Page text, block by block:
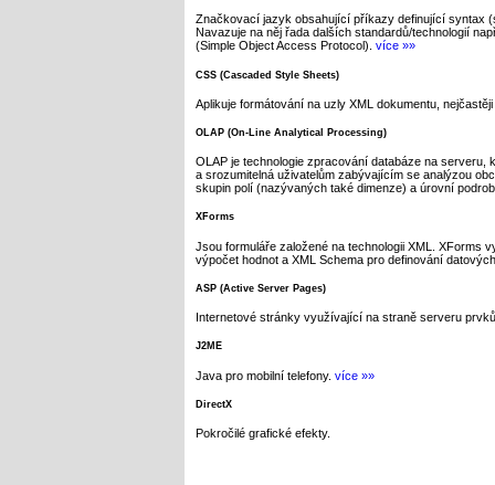
Značkovací jazyk obsahující příkazy definující syntax
Navazuje na něj řada dalších standardů/technologií
(Simple Object Access Protocol). více »»
CSS (Cascaded Style Sheets)
Aplikuje formátování na uzly XML dokumentu,
OLAP (On-Line Analytical Processing)
OLAP je technologie zpracování databáze na
a srozumitelná uživatelům zabývajícím se analýzou
skupin polí (nazývaných také dimenze) a úrovní
XForms
Jsou formuláře založené na technologii XML. XForms
výpočet hodnot a XML Schema pro definování
ASP (Active Server Pages)
Internetové stránky využívající na straně serveru
J2ME
Java pro mobilní telefony. více »»
DirectX
Pokročilé grafické efekty.